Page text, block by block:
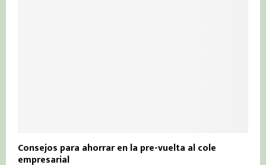
Consejos para ahorrar en la pre-vuelta al cole
empresarial